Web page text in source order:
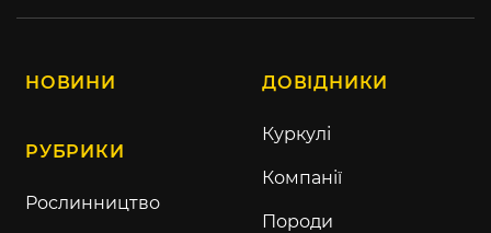
НОВИНИ
РУБРИКИ
Рослинництво
ДОВІДНИКИ
Куркулі
Компанії
Породи